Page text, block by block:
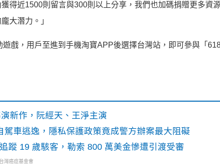
得近1500則留言與300則以上分享，我們也加碼捐贈更多資
大潛力。」
戲，用戶至進到手機淘寶APP後選擇台灣站，即可參與「
新作，阮經天、王淨主演
車逃逸，隱私保護政策竟成警方辦案最大阻礙
蹤 19 歲駭客，勒索 800 萬美金慘遭引渡受審
灣癌症基金會